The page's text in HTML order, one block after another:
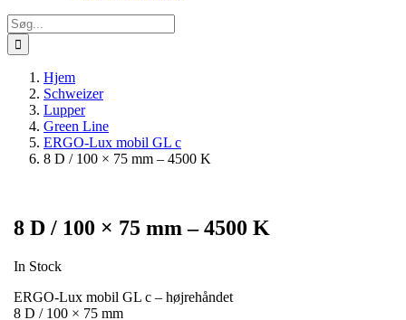
Søg
efter:
Hjem
Schweizer
Lupper
Green Line
ERGO-Lux mobil GL c
8 D / 100 × 75 mm – 4500 K
8 D / 100 × 75 mm – 4500 K
In Stock
ERGO-Lux mobil GL c – højrehåndet
8 D / 100 × 75 mm